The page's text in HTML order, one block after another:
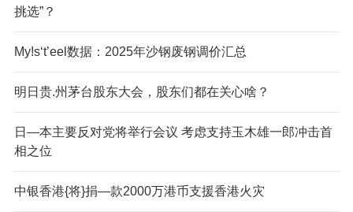
挑选”？
My!s‘t’eel数据：2025年沙钢废钢调价汇总
明日贵.州茅台股东大会，股东们都在关心啥？
日—本主要反对党将举行会议 考虑支持玉木雄一郎冲击首
相之位
中银香港{将}捐—款2000万港币支援香港火灾